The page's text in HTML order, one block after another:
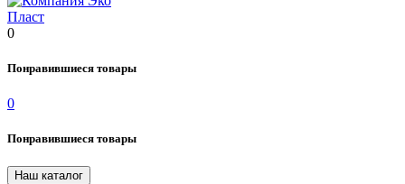
0
Понравившиеся товары
0
Понравившиеся товары
Наш каталог